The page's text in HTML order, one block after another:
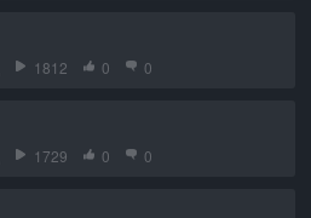
1812 0 0
1729 0 0